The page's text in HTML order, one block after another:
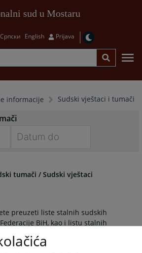
sud u Mostaru
Српски English Prijava
informacije Sudski vještaci i tumači
to
calendar
and
select
tumači / Sudski vještaci
preuzeti liste stalnih sudskih
BiH, kao i listu stalnih